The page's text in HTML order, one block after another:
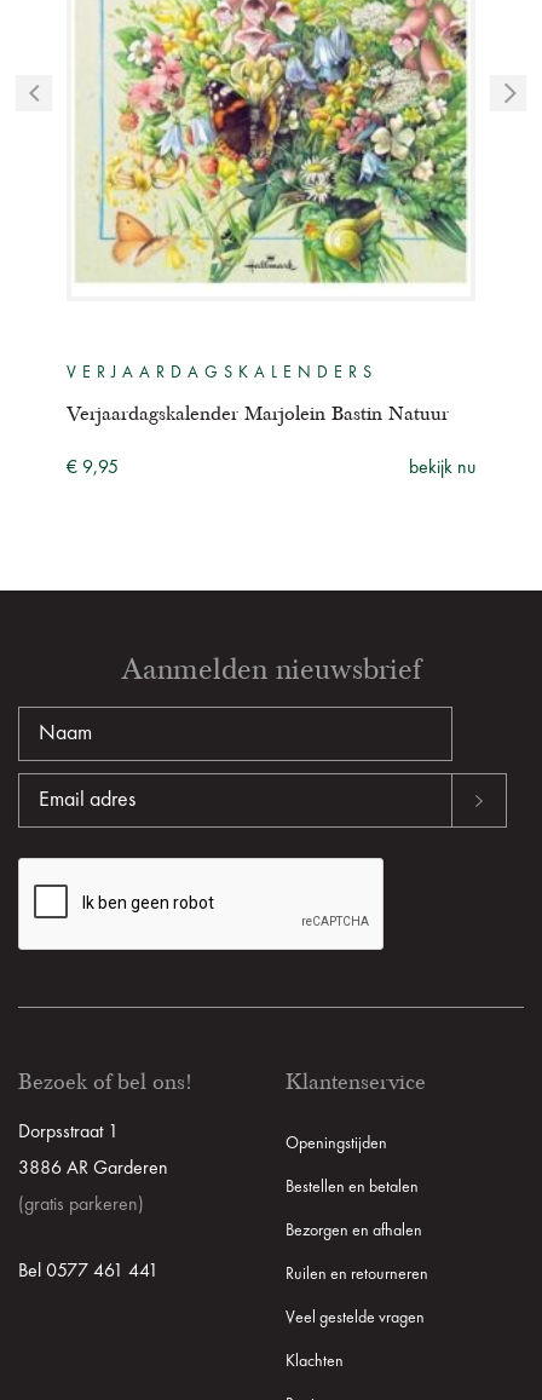
VERJAARDAGSKALENDERS
Verjaardagskalender Marjolein Bastin Natuur
€ 9,95 bekijk nu
Aanmelden nieuwsbrief
Bezoek of bel ons!
Dorpsstraat 1
3886 AR Garderen
(gratis parkeren)
Bel 0577 461 441
Klantenservice
Openingstijden
Bestellen en betalen
Bezorgen en afhalen
Ruilen en retourneren
Veel gestelde vragen
Klachten